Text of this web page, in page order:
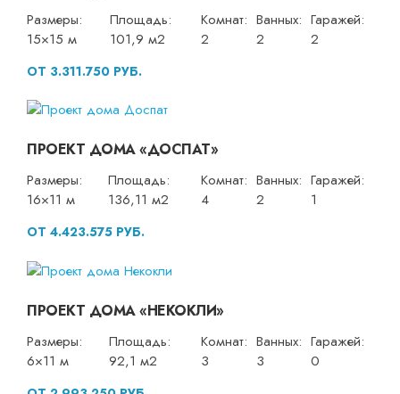
Размеры:
15×15 м
Площадь:
101,9 м2
Комнат:
2
Ванных:
2
Гаражей:
2
ОТ 3.311.750 РУБ.
ПРОЕКТ ДОМА «ДОСПАТ»
Размеры:
16×11 м
Площадь:
136,11 м2
Комнат:
4
Ванных:
2
Гаражей:
1
ОТ 4.423.575 РУБ.
ПРОЕКТ ДОМА «НЕКОКЛИ»
Размеры:
6×11 м
Площадь:
92,1 м2
Комнат:
3
Ванных:
3
Гаражей:
0